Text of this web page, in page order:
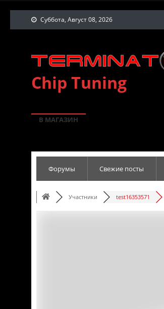
Суббота, Август 08, 2026
Chip Tuning
В МАГАЗИН
Форумы Свежие посты
Участники test16353571